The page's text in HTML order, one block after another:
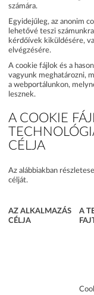
számára.
Egyidejűleg, az anonim
lehetővé teszi
kérdőívek kiküldésére,
elvégzésére.
A cookie fájlok és a
vagyunk meghatározni,
a webportálunkon,
lesznek.
A COOKIE
CÉLJA
Az alábbiakban
célját.
AZ ALKALMAZÁS
CÉLJA
A